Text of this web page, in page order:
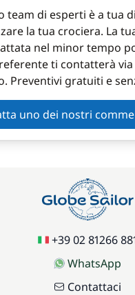
team di esperti è a tua
la tua crociera. La
nel minor tempo
ti contatterà
Preventivi gratuiti e
uno dei nostri
+39 02 81266
WhatsApp
Contattaci